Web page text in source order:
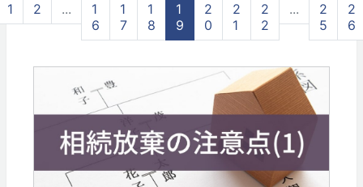
1 2 ...
1
6
1
7
1
8
1
9
2
0
2
1
2
2
...
2
5
2
6